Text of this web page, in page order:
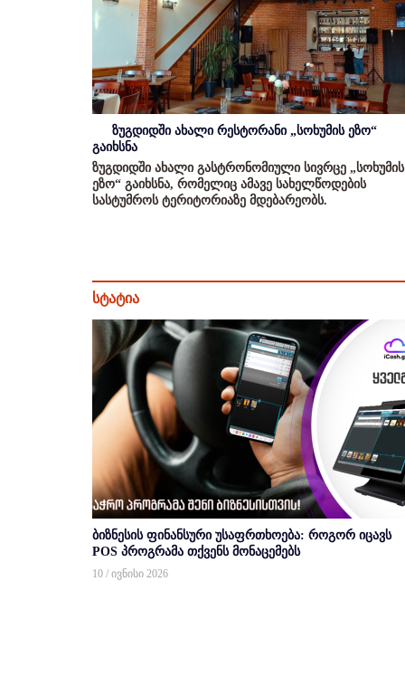
ზუგდიდში ახალი რესტორანი „სოხუმის ეზო“
გაიხსნა
ზუგდიდში ახალი გასტრონომიული სივრცე „სოხუმის
ეზო“ გაიხსნა, რომელიც ამავე სახელწოდების
სასტუმროს ტერიტორიაზე მდებარეობს.
სტატია
ბიზნესის ფინანსური უსაფრთხოება: როგორ იცავს
POS პროგრამა თქვენს მონაცემებს
10 / ივნისი 2026